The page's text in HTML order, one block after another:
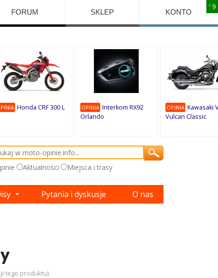
FORUM SKLEP KONTO
10
10
8
7
1
Honda CRF 300 L
9
OPINIA Interkom RX92
Orlando
10
OPINIA Kawasaki
Vulcan Classic
10
9
9
Aktualności Miejsca i trasy
Pytania i dyskusje O nas
tego produktu)